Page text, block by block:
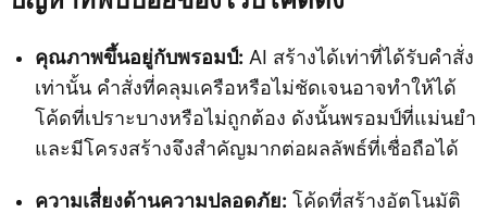
คุณภาพขึ้นอยู่กับพรอมป์: AI สร้างได้เท่าที่ได้รับคำสั่ง
เท่านั้น คำสั่งที่คลุมเครือหรือไม่ชัดเจนอาจทำให้ได้
โค้ดที่เปราะบางหรือไม่ถูกต้อง ดังนั้นพรอมป์ที่แม่นยำ
และมีโครงสร้างจึงสำคัญมากต่อผลลัพธ์ที่เชื่อถือได้
ความเสี่ยงด้านความปลอดภัย: โค้ดที่สร้างอัตโนมัติ